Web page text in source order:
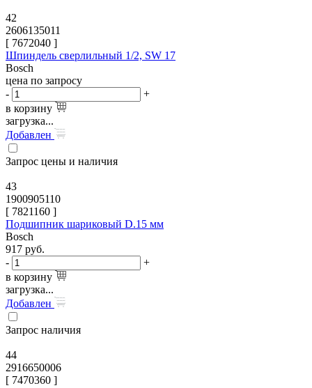
42
2606135011
[ 7672040 ]
Шпиндель сверлильный 1/2, SW 17
Bosch
цена по запросу
-
+
в корзину
загрузка...
Добавлен
Запрос цены и наличия
43
1900905110
[ 7821160 ]
Подшипник шариковый D.15 мм
Bosch
917 руб.
-
+
в корзину
загрузка...
Добавлен
Запрос наличия
44
2916650006
[ 7470360 ]